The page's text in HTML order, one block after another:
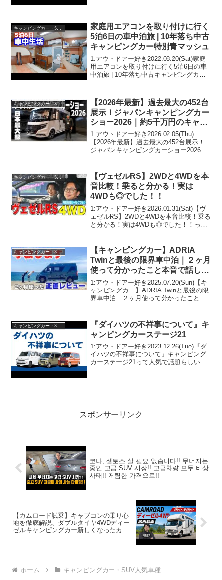
家庭用エアコンを取り付けに行く
5泊6日の車中泊旅 | 10年落ち中古
キャンピングカー特別青マッシュ
1:アウトドアー好き2022.08.20(Sat)家庭
用エアコンを取り付けに行く5泊6日の車
中泊旅 | 10年落ち中古キャンピングカー
き2022.08.20(Sat)こ...
キャンピングカー・SUV人気車種
【2026年最新】過去最大の452台
展示！ジャパンキャンピングカー
ショー2026｜約5千万円のキャン
ピングカーも登場！
1:アウトドアー好き2026.02.05(Thu)
【2026年最新】過去最大の452台展示！
ジャパンキャンピングカーショー2026｜
で！！2:アウトドアー好き20...
キャンピングカー・SUV人気車種
【ヴェゼルRS】2WDと4WDを本
音比較！乗ると分かる！実は
4WDも◎でした！！
1:アウトドアー好き2026.01.31(Sat)【ヴ
ェゼルRS】2WDと4WDを本音比較！乗る
と分かる！実は4WDも◎でした！！って
動画は注目です！...
キャンピングカー・SUV人気車種
【キャンピングカー】ADRIA
Twinと最後の限界車中泊｜２ヶ月
使って分かったこと本音で話しま
す（海辺編）
1:アウトドアー好き2025.07.20(Sun)【キ
ャンピングカー】ADRIA Twinと最後の限
界車中泊｜２ヶ月使って分かったこと本
アー好き2025.07.20(...
『ダイハツの不祥事について』キ
ャンピングカーステージ21
1:アウトドアー好き2023.12.26(Tue)『ダ
イハツの不祥事について』キャンピング
カーステージ21って人気で話題らしい
スポンサーリンク
코나, 셀토스 살 필요 없습니다!! 무너지는
중인 고급 SUV 시장!! 고급차량 모두 비상
사태!! 저렴한 가격으로!!
【カムロード試乗】キャブコンの乗り心
地を徹底解説、ダブルタイヤ4WDディー
ゼルキャンピングカー新しくなったカム
ホーム キャンピングカー・SUV人気車種